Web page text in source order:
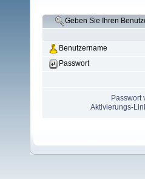
Geben Sie Ihren
Benutzername
Passwort
Passwort
Aktivierungs-